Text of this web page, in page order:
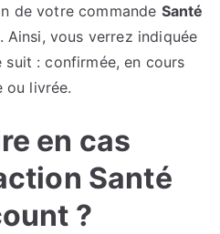
de votre commande Santé
Ainsi, vous verrez indiquée
: confirmée, en cours
ou livrée.
en cas
Santé
?